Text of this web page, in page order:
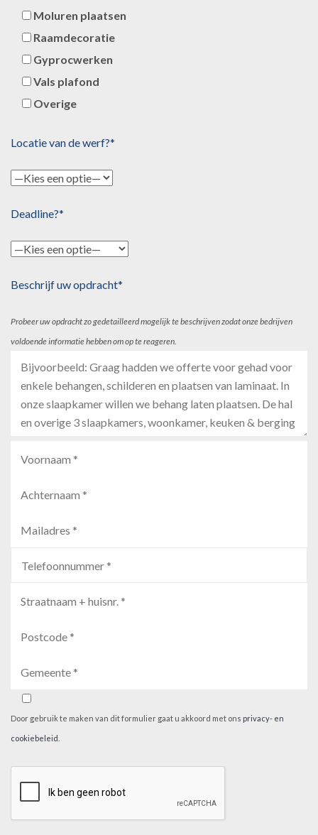
Moluren plaatsen
Raamdecoratie
Gyprocwerken
Vals plafond
Overige
Locatie van de werf?*
Deadline?*
Beschrijf uw opdracht*
Probeer uw opdracht zo gedetailleerd mogelijk te beschrijven zodat onze bedrijven
voldoende informatie hebben om op te reageren.
Door gebruik te maken van dit formulier gaat u akkoord met ons privacy- en
cookiebeleid